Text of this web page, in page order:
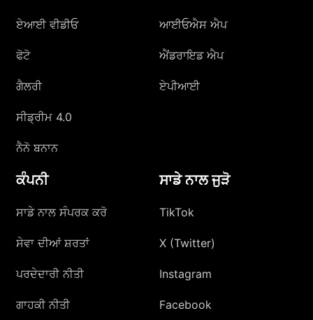
ਏਆਈ ਵੀਡੀਓ
ਫੋਟੋ
ਗੈਲਰੀ
ਸੀਡ੍ਰੀਮ 4.0
ਨੈਨੋ ਬਨਾਨ
ਆਈਓਐਸ ਐਪ
ਐਂਡਰਾਇਡ ਐਪ
ਏਪੀਆਈ
ਕੰਪਨੀ
ਸਾਡੇ ਨਾਲ ਸੰਪਰਕ ਕਰੋ
ਸੇਵਾ ਦੀਆਂ ਸ਼ਰਤਾਂ
ਪਰਦੇਦਾਰੀ ਨੀਤੀ
ਗਾਹਕੀ ਨੀਤੀ
ਸਾਡੇ ਨਾਲ ਜੁੜੋ
TikTok
X (Twitter)
Instagram
Facebook